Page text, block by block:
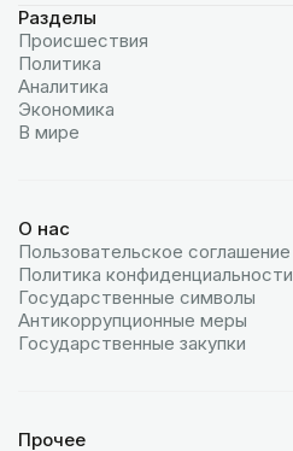
Разделы
Происшествия
Политика
Аналитика
Экономика
В мире
О нас
Пользовательское соглашение
Политика конфиденциальности
Государственные символы
Антикоррупционные меры
Государственные закупки
Прочее